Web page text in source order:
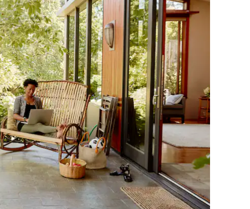
le bas pour les parcourir ou en appuyant et en faisant glisser.